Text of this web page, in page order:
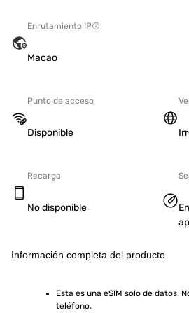
Enrutamiento IP
Macao
Punto de acceso
Disponible
Recarga
No disponible
Información completa del producto
Esta es una eSIM solo de datos.
teléfono.